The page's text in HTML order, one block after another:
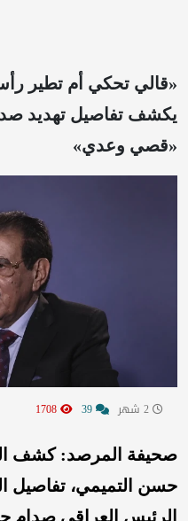
«قالي تحكي أم تطير
يكشف تفاصيل تهديد
«قصي وعدي»
صحيفة المرصد: كشف
حسن التميمي، تفاصيل
الرئيس العراقي صدام